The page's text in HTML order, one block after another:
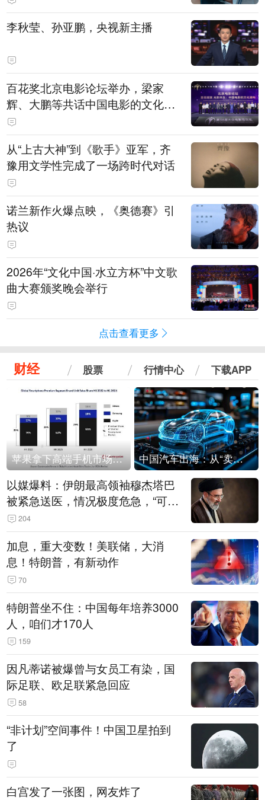
白，主演均为广州本土演员
李秋莹、孙亚鹏，央视新主播
百花奖北京电影论坛举办，梁家
辉、大鹏等共话中国电影的文化建
构
从“上古大神”到《歌手》亚军，齐
豫用文学性完成了一场跨时代对话
诺兰新作火爆点映，《奥德赛》引
热议
2026年“文化中国·水立方杯”中文歌
曲大赛颁奖晚会举行
点击查看更多
财经 股票 行情中心 下载APP
苹果拿下高端手机市场65%的份额：iPhone 17系列功不可没 中国汽车出海：从“卖出去”到“走进去”
以媒爆料：伊朗最高领袖穆杰塔巴
被紧急送医，情况极度危急，“可能
随时会死去”
204
加息，重大变数！美联储，大消
息！特朗普，有新动作
70
特朗普坐不住：中国每年培养3000
人，咱们才170人
159
因凡蒂诺被爆曾与女员工有染，国
际足联、欧足联紧急回应
58
“非计划”空间事件！中国卫星拍到
了
白宫发了一张图，网友炸了